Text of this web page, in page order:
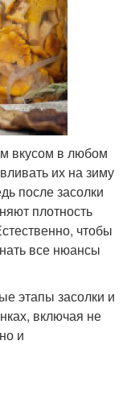
вкусом в любом
их на зиму
после засолки
плотность
чтобы
все нюансы
этапы засолки и
включая не
и